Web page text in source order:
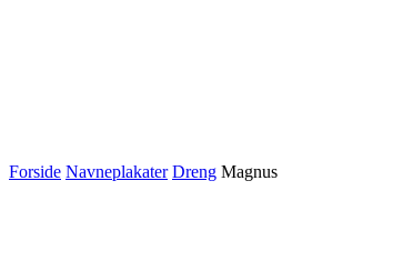
Forside Navneplakater Dreng Magnus